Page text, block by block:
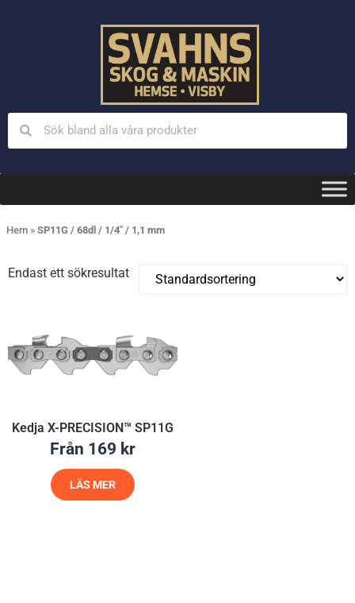
Hem » SP11G / 68dl / 1/4" / 1,1 mm
Endast ett sökresultat
Kedja X-PRECISION™ SP11G
Från 169 kr
LÄS MER